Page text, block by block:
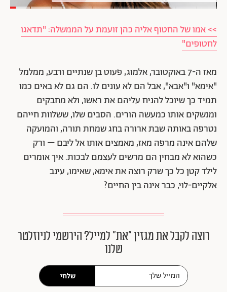
>> אמו של החטוף אליה כהן זועמת על הממשלה: "תדאגו
לחטופים"
מאז ה-7 באוקטובר, אלמוג, פעוט בן שנתיים ורבע, ממלמל
"אימא" ו"אבא", אבל הם לא עונים לו. הם גם לא באים כמו
תמיד כך שיוכל להניח עליהם את ראשו, ולא מחבקים
ומנשקים אותו כמעשה הורים. הסבים שלו, ששלוות חייהם
נטרפה באותה שבת ארורה בחג שמחת תורה, והמועקה
שלהם אינה מרפה מאז, מאמצים אותו אל ליבם – ורק
כשהוא לא מבחין הם מרשים לעצמם לבכות. איך אומרים
לילד קטן כל כך שרק רוצה את אימא, שאימו, עינב
אלקיים-לוי, כבר אינה בין החיים?
רוצה לקבל את מגזין ״את״ למייל? הירשמי לניוזלטר
שלנו
שלחי